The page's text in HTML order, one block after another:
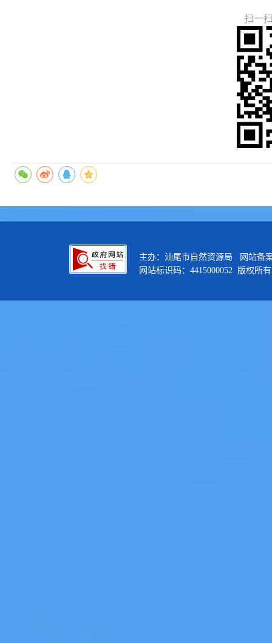
扫一
主办：汕尾市自然资源局 网站备
网站标识码：4415000052 版权所